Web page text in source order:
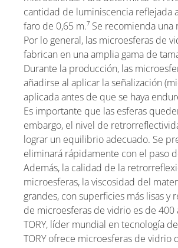
cantidad de luminiscencia reflejada
faro de 0,65 m.⁷ Se recomienda
Por lo general, las microesferas de
fabrican en una amplia gama de
Durante la producción, las
añadirse al aplicar la señalización
aplicada antes de que se haya
Es importante que las esferas
embargo, el nivel de
lograr un equilibrio adecuado. Se
eliminará rápidamente con el paso
Además, la calidad de la
microesferas, la viscosidad del
grandes, con superficies más lisas
de microesferas de vidrio es de
TORY, líder mundial en tecnología
TORY ofrece microesferas de vidrio